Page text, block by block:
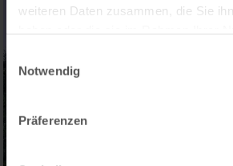
weiteren Daten zusammen, die Sie
Einwilligungsauswahl
Notwendig
Präferenzen